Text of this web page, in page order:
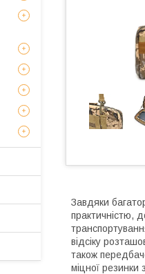
Завдяки
практичністю,
відсіку
також
міцної резинки